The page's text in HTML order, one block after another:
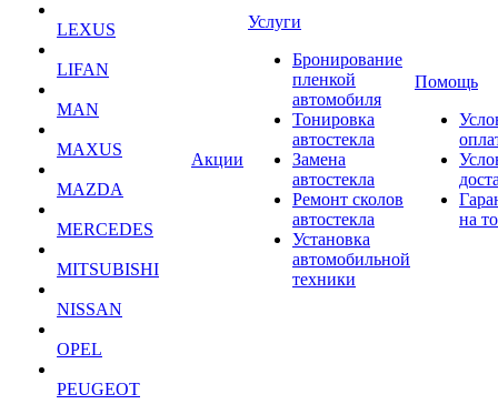
LEXUS
LIFAN
MAN
MAXUS
MAZDA
MERCEDES
MITSUBISHI
NISSAN
OPEL
PEUGEOT
Акции
Услуги
Бронирование
пленкой
автомобиля
Тонировка
автостекла
Замена
автостекла
Ремонт сколов
автостекла
Установка
автомобильной
техники
Помощь
на